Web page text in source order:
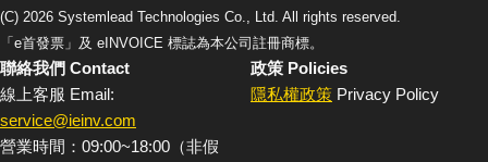
(C) 2026 Systemlead Technologies Co., Ltd. All rights reserved.
「e首發票」及 eINVOICE 標誌為本公司註冊商標。
聯絡我們 Contact
線上客服 Email:
service@ieinv.com
營業時間：09:00~18:00（非假
政策 Policies
隱私權政策 Privacy Policy